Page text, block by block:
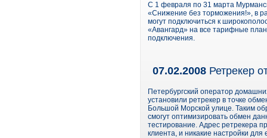
С 1 февраля по 31 марта
«Снижение без торможения!», в
могут подключиться к
«Авангард» на все тарифные
подключения.
07.02.2008 Ретрекер
Петербургский оператор
установили ретрекер в точке
Большой Морской улице. Таким
смогут оптимизировать обмен
тестирование. Адрес ретрекера
клиента, и никакие настройки